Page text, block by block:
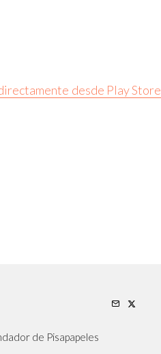
desde Play Store
de Pisapapeles